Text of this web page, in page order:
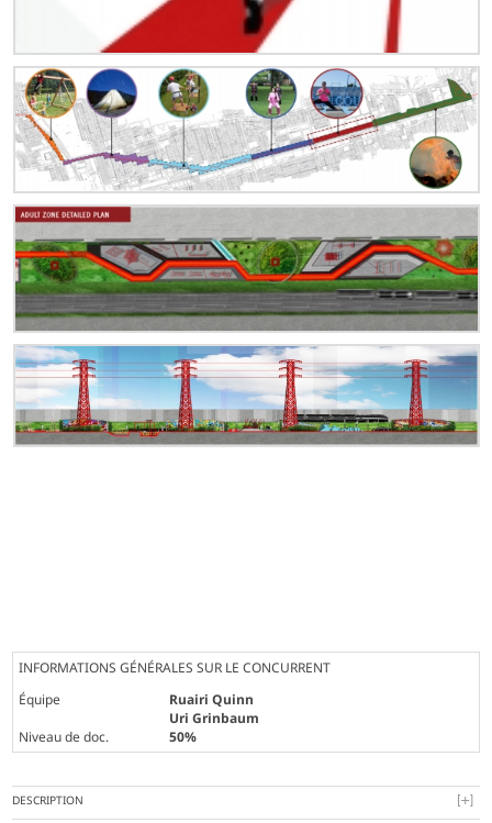
INFORMATIONS GÉNÉRALES SUR LE CONCURRENT
Équipe
Ruairi Quinn
Uri Grinbaum
Niveau de doc.
50%
DESCRIPTION